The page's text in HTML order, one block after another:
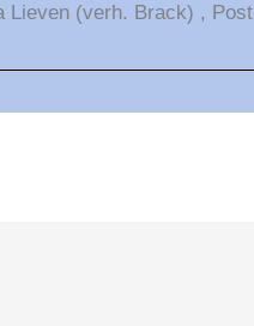
Lieven (verh. Brack) , Post